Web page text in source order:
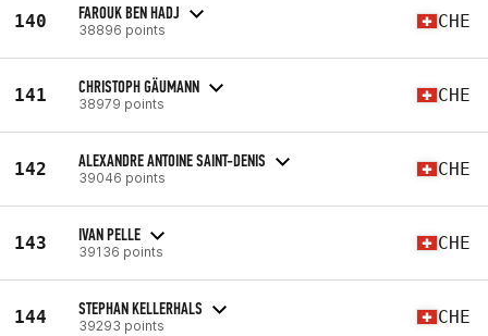
140 FAROUK BEN HADJ
38896 points CHE
141 CHRISTOPH GÄUMANN
38979 points CHE
142 ALEXANDRE ANTOINE SAINT-DENIS
39046 points CHE
143 IVAN PELLE
39136 points CHE
144 STEPHAN KELLERHALS
39293 points CHE